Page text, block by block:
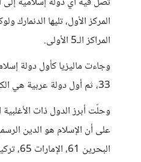
المركز الأول، تليها الدنمارك
المراكز الـ5 الأولى.
وجاءت ماليزيا كأول دولة
33، ثم أول دولة عربية هي الكويت في المركز 42.
وحلّت أبرز الدول ذات
على أن الإسلام هو الدين